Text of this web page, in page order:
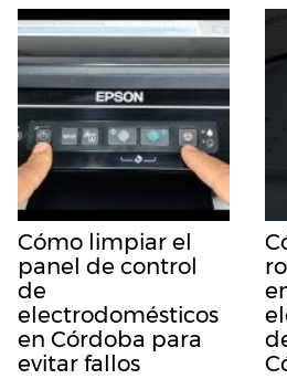
Cómo limpiar el
panel de control
de
electrodomésticos
en Córdoba para
evitar fallos